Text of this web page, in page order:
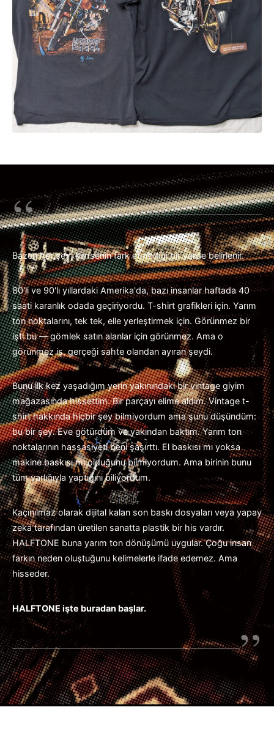
“
Bazen her şey, kimsenin fark etmediği bir yerde belirlenir.
80'li ve 90'lı yıllardaki Amerika'da, bazı insanlar haftada 40
saati karanlık odada geçiriyordu. T-shirt grafikleri için. Yarım
ton noktalarını, tek tek, elle yerleştirmek için. Görünmez bir
işti bu — gömlek satın alanlar için görünmez. Ama o
görünmez iş, gerçeği sahte olandan ayıran şeydi.
Bunu ilk kez yaşadığım yerin yakınındaki bir vintage giyim
mağazasında hissettim. Bir parçayı elime aldım. Vintage t-
shirt hakkında hiçbir şey bilmiyordum ama şunu düşündüm:
bu bir şey. Eve götürdüm ve yakından baktım. Yarım ton
noktalarının hassasiyeti beni şaşırttı. El baskısı mı yoksa
makine baskısı mı olduğunu bilmiyordum. Ama birinin bunu
tüm varlığıyla yaptığını biliyordum.
Kaçınılmaz olarak dijital kalan son baskı dosyaları veya yapay
zeka tarafından üretilen sanatta plastik bir his vardır.
HALFTONE buna yarım ton dönüşümü uygular. Çoğu insan
farkın neden oluştuğunu kelimelerle ifade edemez. Ama
hisseder.
HALFTONE işte buradan başlar.
”